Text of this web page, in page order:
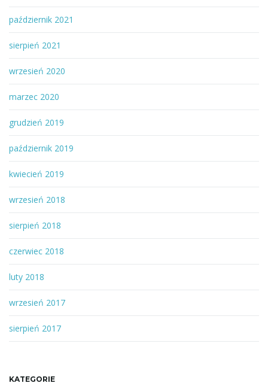
październik 2021
sierpień 2021
wrzesień 2020
marzec 2020
grudzień 2019
październik 2019
kwiecień 2019
wrzesień 2018
sierpień 2018
czerwiec 2018
luty 2018
wrzesień 2017
sierpień 2017
KATEGORIE